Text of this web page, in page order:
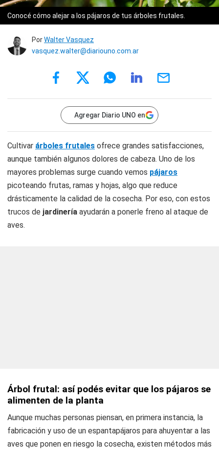
Conocé cómo alejar a los pájaros de tus árboles frutales.
PorWalter Vasquez
vasquez.walter@diariouno.com.ar
Agregar Diario UNO en
Cultivar árboles frutales ofrece grandes satisfacciones,
aunque también algunos dolores de cabeza. Uno de los
mayores problemas surge cuando vemos pájaros
picoteando frutas, ramas y hojas, algo que reduce
drásticamente la calidad de la cosecha. Por eso, con estos
trucos de jardinería ayudarán a ponerle freno al ataque de
aves.
Árbol frutal: así podés evitar que los pájaros se
alimenten de la planta
Aunque muchas personas piensan, en primera instancia, la
fabricación y uso de un espantapájaros para ahuyentar a las
aves que ponen en riesgo la cosecha, existen métodos más